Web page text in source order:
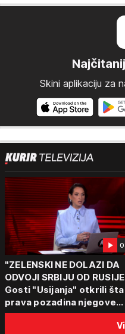
Skini aplikaciju za
"ZELENSKI NE DOLAZI DA
ODVOJI SRBIJU OD
Gosti "Usijanja" otkrili šta
prava pozadina njegove
posete Beogradu